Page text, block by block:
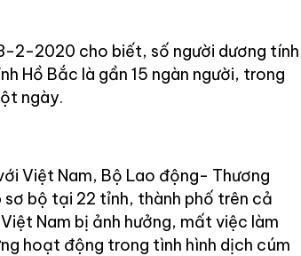
2-2020 cho biết, số người dương tính
Hồ Bắc là gần 15 ngàn người, trong
ngày.
Việt Nam, Bộ Lao động- Thương
bộ tại 22 tỉnh, thành phố trên cả
Nam bị ảnh hưởng, mất việc làm
hoạt động trong tình hình dịch cúm